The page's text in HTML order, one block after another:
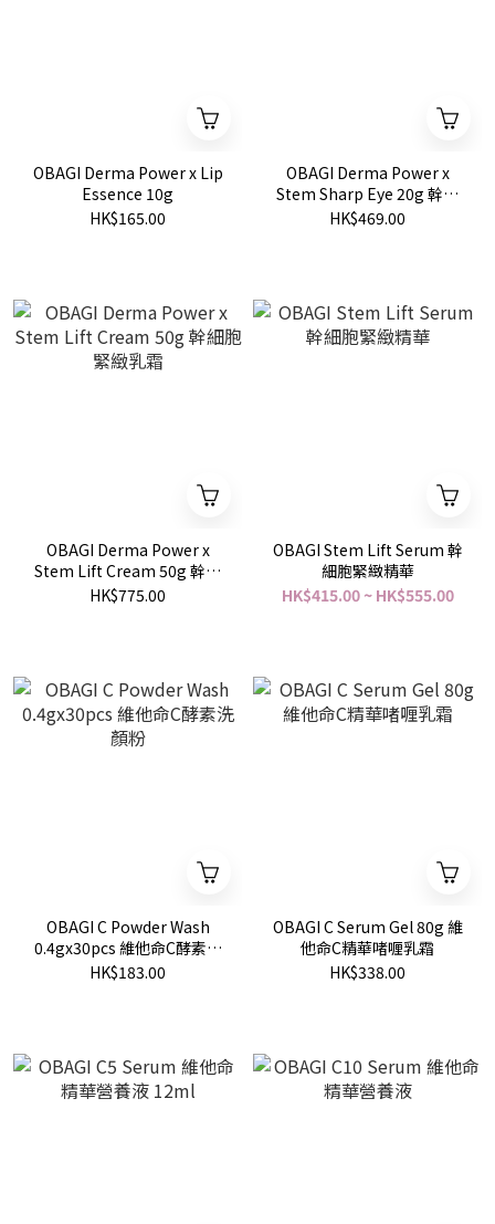
OBAGI Derma Power x Lip
Essence 10g
HK$165.00
OBAGI Derma Power x
Stem Sharp Eye 20g 幹細
胞緊緻眼霜
HK$469.00
OBAGI Derma Power x
Stem Lift Cream 50g 幹細
胞緊緻乳霜
HK$775.00
OBAGI Stem Lift Serum 幹
細胞緊緻精華
HK$415.00 ~ HK$555.00
OBAGI C Powder Wash
0.4gx30pcs 維他命C酵素洗
顏粉
HK$183.00
OBAGI C Serum Gel 80g 維
他命C精華啫喱乳霜
HK$338.00